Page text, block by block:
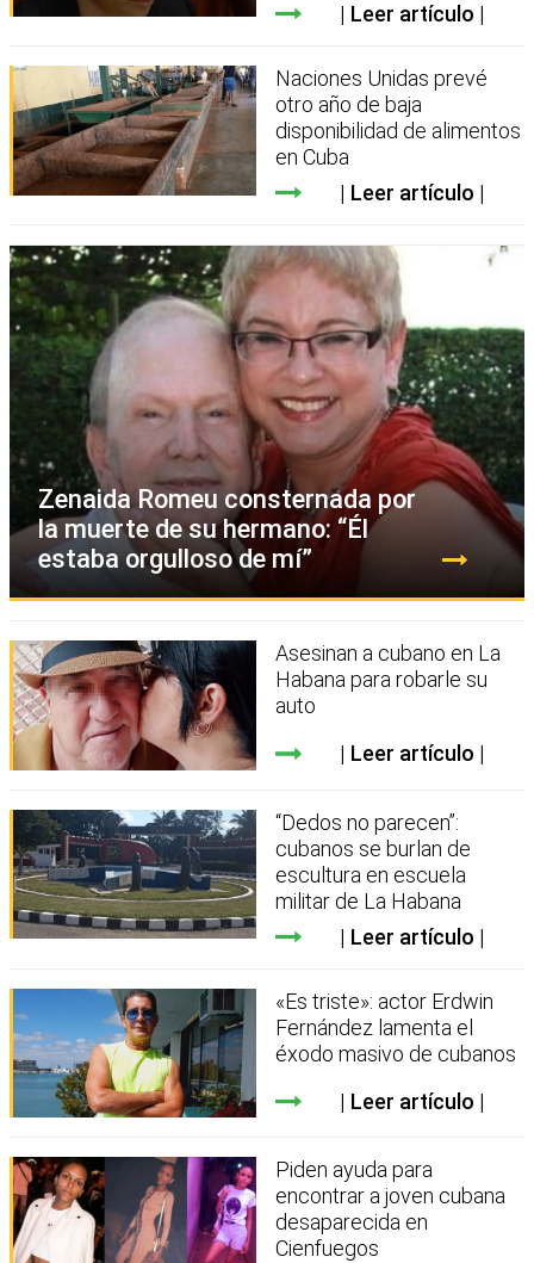
Leer artículo
Naciones Unidas prevé
otro año de baja
disponibilidad de alimentos
en Cuba
Leer artículo
Zenaida Romeu consternada por
la muerte de su hermano: “Él
estaba orgulloso de mí”
Asesinan a cubano en La
Habana para robarle su
auto
Leer artículo
“Dedos no parecen”:
cubanos se burlan de
escultura en escuela
militar de La Habana
Leer artículo
«Es triste»: actor Erdwin
Fernández lamenta el
éxodo masivo de cubanos
Leer artículo
Piden ayuda para
encontrar a joven cubana
desaparecida en
Cienfuegos